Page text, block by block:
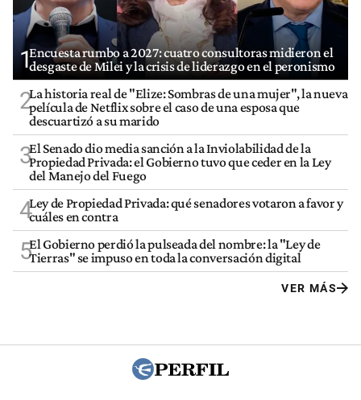
1Encuesta rumbo a 2027: cuatro consultoras midieron el
desgaste de Milei y la crisis de liderazgo en el peronismo
2La historia real de "Elize: Sombras de una mujer", la nueva
película de Netflix sobre el caso de una esposa que
descuartizó a su marido
3El Senado dio media sanción a la Inviolabilidad de la
Propiedad Privada: el Gobierno tuvo que ceder en la Ley
del Manejo del Fuego
4Ley de Propiedad Privada: qué senadores votaron a favor y
cuáles en contra
5El Gobierno perdió la pulseada del nombre: la "Ley de
Tierras" se impuso en toda la conversación digital
VER MÁS